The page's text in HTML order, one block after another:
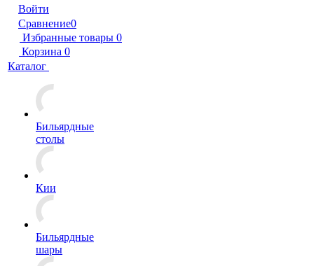
Войти
Сравнение0
Избранные товары 0
Корзина 0
Каталог
Бильярдные
столы
Кии
Бильярдные
шары